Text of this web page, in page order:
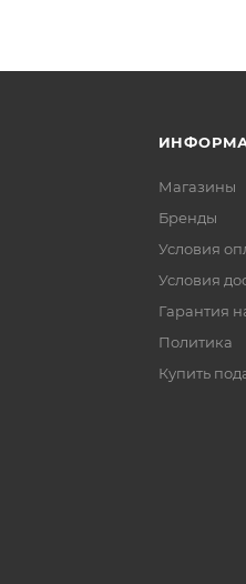
Магазины
Бренды
Условия
Условия
Гарантия
Политика
Купить